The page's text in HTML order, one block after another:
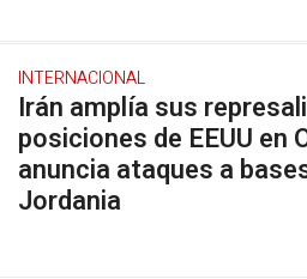
INTERNACIONAL
Irán amplía sus
posiciones de EEUU en
anuncia ataques a
Jordania